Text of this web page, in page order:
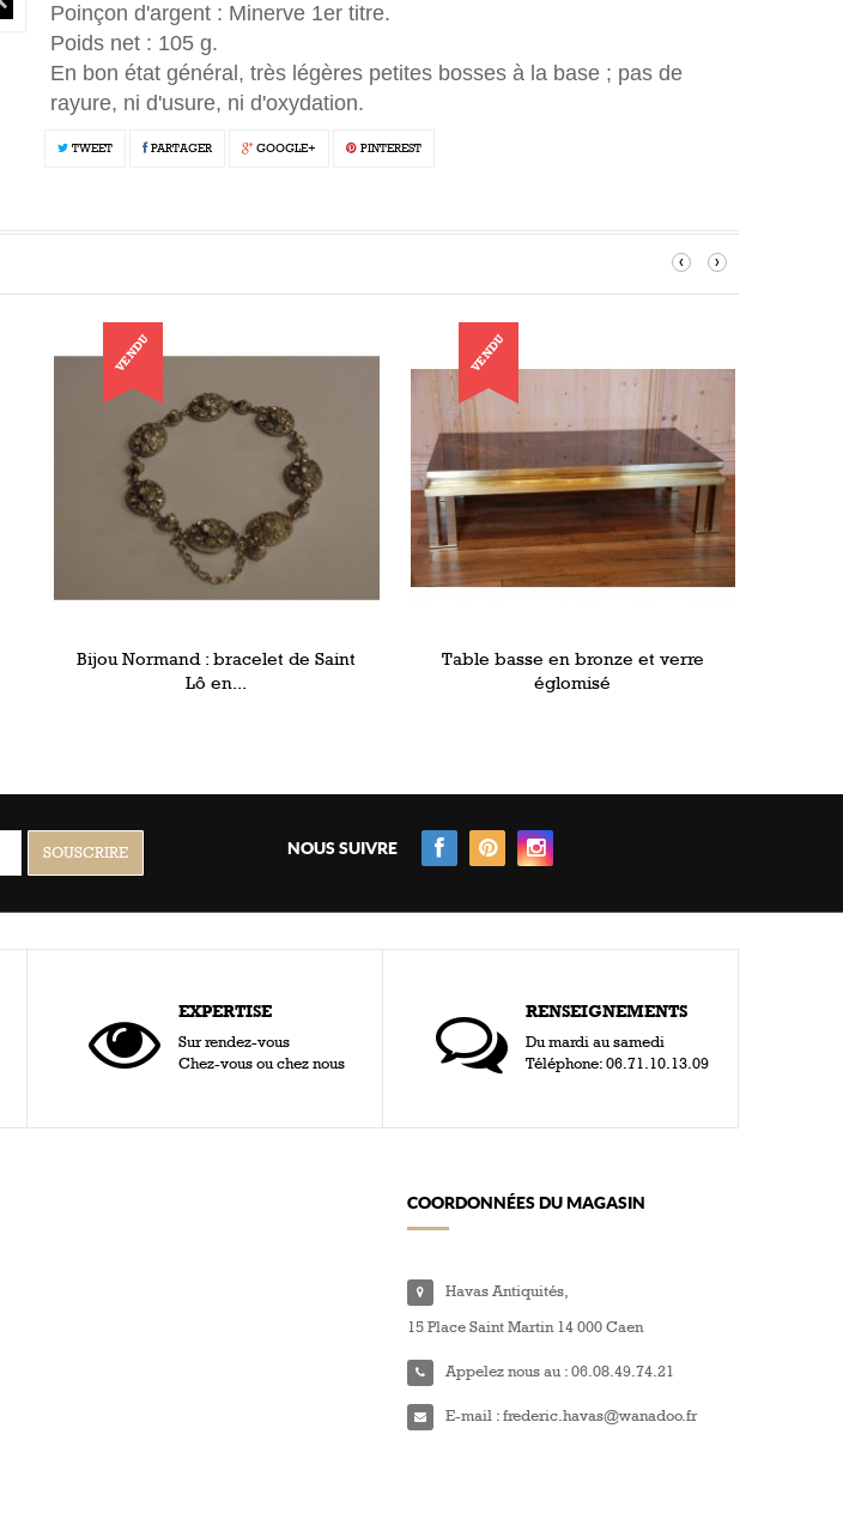
Poinçon d'argent : Minerve 1er titre.
Poids net : 105 g.
En bon état général, très légères petites bosses à la base ; pas de
rayure, ni d'usure, ni d'oxydation.
TWEET PARTAGER GOOGLE+ PINTEREST
‹ ›
VENDU
Bijou Normand : bracelet de Saint
Lô en...
VENDU
Table basse en bronze et verre
églomisé
NOUS SUIVRE
EXPERTISE
Sur rendez-vous
Chez-vous ou chez nous
RENSEIGNEMENTS
Du mardi au samedi
Téléphone: 06.71.10.13.09
COORDONNÉES DU MAGASIN
Havas Antiquités,
15 Place Saint Martin 14 000 Caen
Appelez nous au :06.08.49.74.21
E-mail :frederic.havas@wanadoo.fr